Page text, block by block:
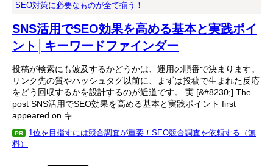
SEO対策に必要なものが全て揃う！
SNS活用でSEO効果を高める基本と実践ポイ
ント│キーワードファインダー
投稿が検索にも波及するかどうかは、運用の順番で決まります。
リンク先の質やハッシュタグ以前に、まずは投稿で生まれた反応
をどう回収するかを設計するのが近道です。 実 [&#8230;] The
post SNS活用でSEO効果を高める基本と実践ポイント first
appeared on キ...
PR
1位を目指すには競合調査が重要！SEO競合調査を依頼する（無
料）